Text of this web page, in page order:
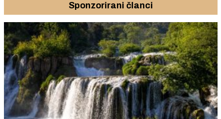
Sponzorirani članci